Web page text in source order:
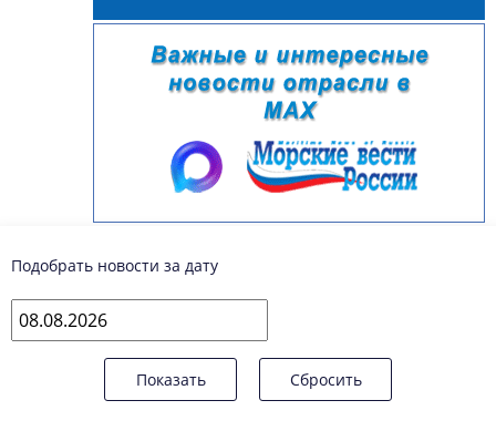
Подобрать новости за дату
Показать Сбросить